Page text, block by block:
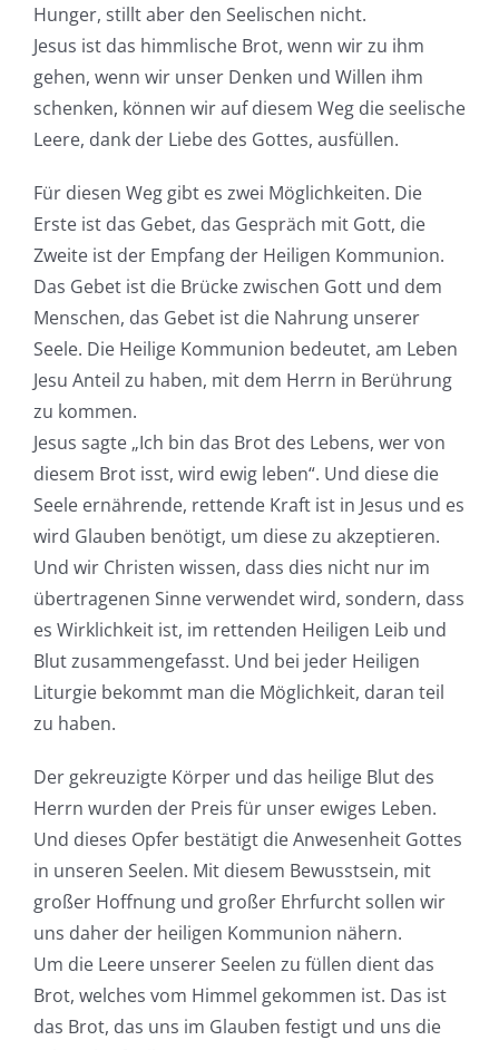
Hunger, stillt aber den Seelischen nicht.
Jesus ist das himmlische Brot, wenn wir zu ihm
gehen, wenn wir unser Denken und Willen ihm
schenken, können wir auf diesem Weg die seelische
Leere, dank der Liebe des Gottes, ausfüllen.
Für diesen Weg gibt es zwei Möglichkeiten. Die
Erste ist das Gebet, das Gespräch mit Gott, die
Zweite ist der Empfang der Heiligen Kommunion.
Das Gebet ist die Brücke zwischen Gott und dem
Menschen, das Gebet ist die Nahrung unserer
Seele. Die Heilige Kommunion bedeutet, am Leben
Jesu Anteil zu haben, mit dem Herrn in Berührung
zu kommen.
Jesus sagte „Ich bin das Brot des Lebens, wer von
diesem Brot isst, wird ewig leben“. Und diese die
Seele ernährende, rettende Kraft ist in Jesus und es
wird Glauben benötigt, um diese zu akzeptieren.
Und wir Christen wissen, dass dies nicht nur im
übertragenen Sinne verwendet wird, sondern, dass
es Wirklichkeit ist, im rettenden Heiligen Leib und
Blut zusammengefasst. Und bei jeder Heiligen
Liturgie bekommt man die Möglichkeit, daran teil
zu haben.
Der gekreuzigte Körper und das heilige Blut des
Herrn wurden der Preis für unser ewiges Leben.
Und dieses Opfer bestätigt die Anwesenheit Gottes
in unseren Seelen. Mit diesem Bewusstsein, mit
großer Hoffnung und großer Ehrfurcht sollen wir
uns daher der heiligen Kommunion nähern.
Um die Leere unserer Seelen zu füllen dient das
Brot, welches vom Himmel gekommen ist. Das ist
das Brot, das uns im Glauben festigt und uns die